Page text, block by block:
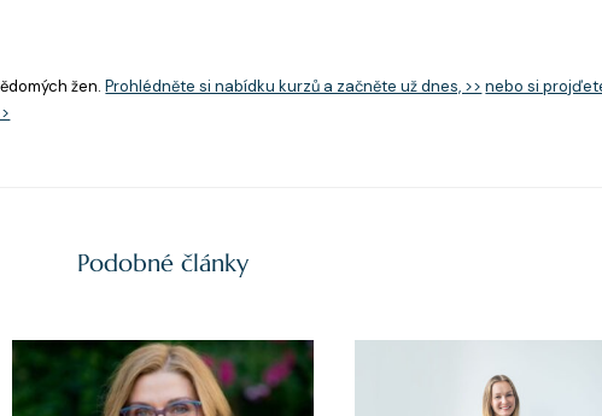
žen.Prohlédněte si nabídku kurzů a začněte už dnes, >> nebo si
Podobné články